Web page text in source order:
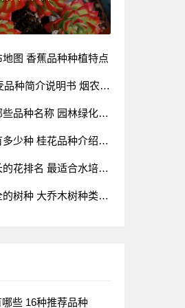
图 香蕉品种种植特点
说明书 烟农1212小麦品种介绍
种名称 园林绿化常用花卉
桂花品种介绍及图片大全
排名 最适合水培的花卉大全
树种 大乔木树种类大全
些 16种推荐品种